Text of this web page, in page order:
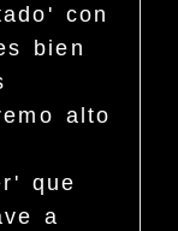
con
bien
alto
que
a